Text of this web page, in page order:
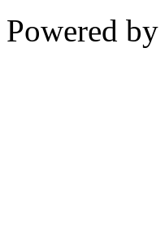
Powered by